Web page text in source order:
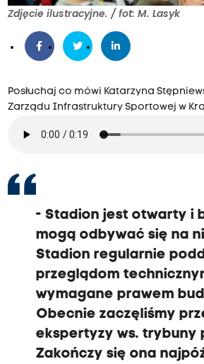
Zdjęcie ilustracyjne. / fot: M. Lasyk
Posłuchaj co mówi Katarzyna
Zarządu Infrastruktury Sportowej w
- Stadion jest otwarty i
mogą odbywać się na
Stadion regularnie
przeglądom
wymagane prawem
Obecnie zaczęliśmy
ekspertyzy ws. trybuny
Zakończy się ona